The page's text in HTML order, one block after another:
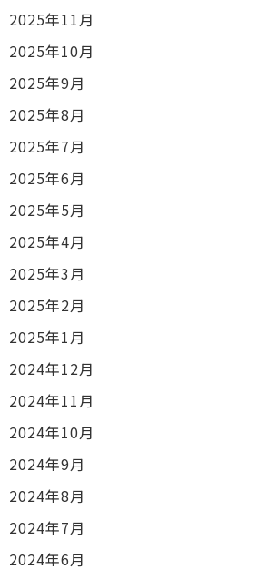
2025年11月
2025年10月
2025年9月
2025年8月
2025年7月
2025年6月
2025年5月
2025年4月
2025年3月
2025年2月
2025年1月
2024年12月
2024年11月
2024年10月
2024年9月
2024年8月
2024年7月
2024年6月